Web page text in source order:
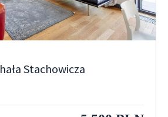
Stachowicza